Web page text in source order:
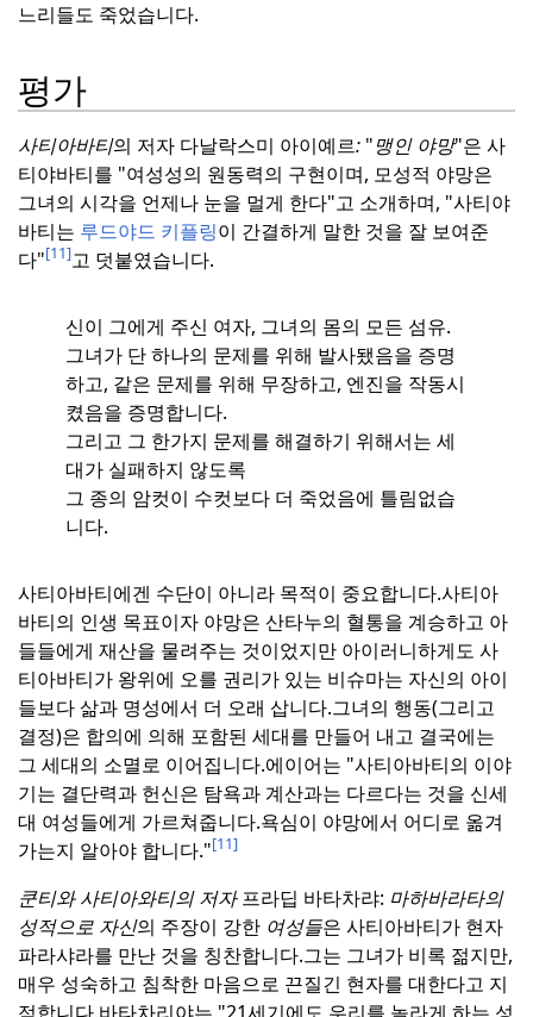
느리들도 죽었습니다.
평가
사티아바티의 저자 다날락스미 아이예르: "맹인 야망"은 사
티야바티를 "여성성의 원동력의 구현이며, 모성적 야망은
그녀의 시각을 언제나 눈을 멀게 한다"고 소개하며, "사티야
바티는 루드야드 키플링이 간결하게 말한 것을 잘 보여준
다"[11]고 덧붙였습니다.
신이 그에게 주신 여자, 그녀의 몸의 모든 섬유.
그녀가 단 하나의 문제를 위해 발사됐음을 증명
하고, 같은 문제를 위해 무장하고, 엔진을 작동시
켰음을 증명합니다.
그리고 그 한가지 문제를 해결하기 위해서는 세
대가 실패하지 않도록
그 종의 암컷이 수컷보다 더 죽었음에 틀림없습
니다.
사티아바티에겐 수단이 아니라 목적이 중요합니다.사티아
바티의 인생 목표이자 야망은 산타누의 혈통을 계승하고 아
들들에게 재산을 물려주는 것이었지만 아이러니하게도 사
티아바티가 왕위에 오를 권리가 있는 비슈마는 자신의 아이
들보다 삶과 명성에서 더 오래 삽니다.그녀의 행동(그리고
결정)은 합의에 의해 포함된 세대를 만들어 내고 결국에는
그 세대의 소멸로 이어집니다.에이어는 "사티아바티의 이야
기는 결단력과 헌신은 탐욕과 계산과는 다르다는 것을 신세
대 여성들에게 가르쳐줍니다.욕심이 야망에서 어디로 옮겨
가는지 알아야 합니다."[11]
쿤티와 사티아와티의 저자프라딥 바타차랴: 마하바라타의
성적으로 자신의 주장이 강한 여성들은 사티아바티가 현자
파라샤라를 만난 것을 칭찬합니다.그는 그녀가 비록 젊지만,
매우 성숙하고 침착한 마음으로 끈질긴 현자를 대한다고 지
적합니다. 바타차리야는 "21세기에도 우리를 놀라게 하는 성